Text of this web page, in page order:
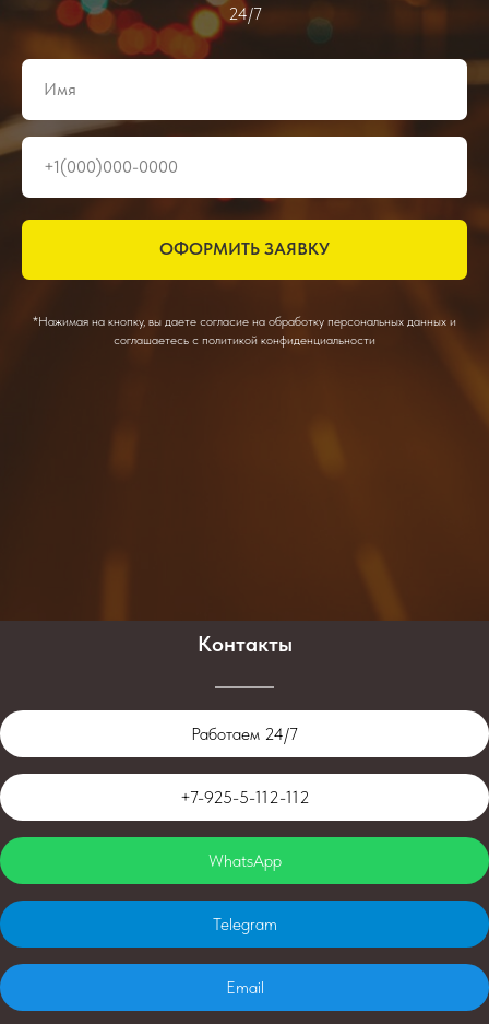
24/7
ОФОРМИТЬ ЗАЯВКУ
*Нажимая на кнопку, вы даете согласие на обработку персональных данных и
соглашаетесь c политикой конфиденциальности
Контакты
Работаем 24/7
+7-925-5-112-112
WhatsApp
Telegram
Email